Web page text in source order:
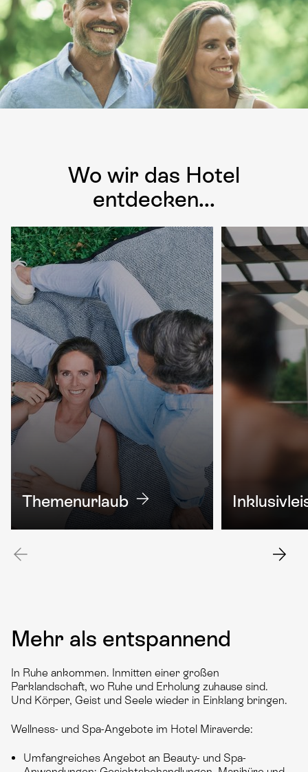
Wo wir das Hotel
entdecken...
Themenurlaub
Mehr als entspannend
In Ruhe ankommen. Inmitten einer großen
Parklandschaft, wo Ruhe und Erholung zuhause sind.
Und Körper, Geist und Seele wieder in Einklang bringen.
Wellness- und Spa-Angebote im Hotel Miraverde:
Umfangreiches Angebot an Beauty- und Spa-